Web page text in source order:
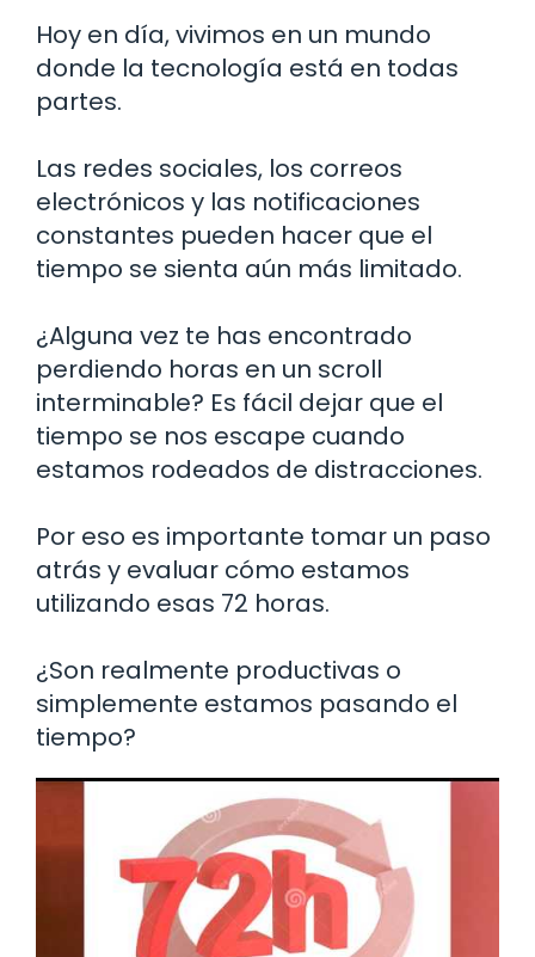
Hoy en día, vivimos en un mundo
donde la tecnología está en todas
partes.
Las redes sociales, los correos
electrónicos y las notificaciones
constantes pueden hacer que el
tiempo se sienta aún más limitado.
¿Alguna vez te has encontrado
perdiendo horas en un scroll
interminable? Es fácil dejar que el
tiempo se nos escape cuando
estamos rodeados de distracciones.
Por eso es importante tomar un paso
atrás y evaluar cómo estamos
utilizando esas 72 horas.
¿Son realmente productivas o
simplemente estamos pasando el
tiempo?